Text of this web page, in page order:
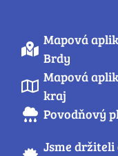
Mapová
Brdy
Mapová
kraj
Povodňový
Jsme držiteli